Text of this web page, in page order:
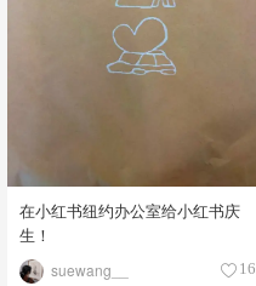
在小红书纽约办公室给小红书庆
生！
suewang__ 16